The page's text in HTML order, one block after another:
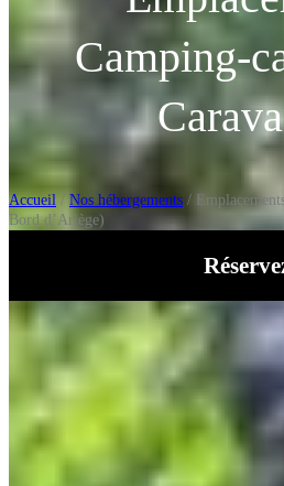
Camping-
Accueil / Nos hébergements /
Bord d’Ariège)